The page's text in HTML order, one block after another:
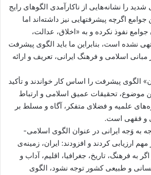
را نشانه‌هایی از ناکارآمدی الگوهای رایج
جوامع اگرچه پیشرفتهایی نیز داشته‌اند اما
جوامع نفوذ نکرده و به «اخلاق، عدالت،
نشده است، بنابراین ما باید الگوی پیشرفت
اسلامی و فرهنگ ایرانی، تعریف و ارائه
الگوی پیشرفت را اساس کار خواندند و تأکید
موضوع، تحقیقات عمیق اسلامی و ارتباط
علمیه و فضلای متفکر، آگاه و مسلط بر
و فقهی است.
به وَجه ایرانی در عنوان الگوی اسلامی-
ارزیابی کردند و افزودند: ایران، زمینه‌ی
به فرهنگ، تاریخ، جغرافیا، اقلیم، آداب و
و طبیعی کشور توجه نشود، الگوی